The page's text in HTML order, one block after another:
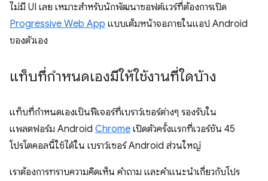
ไม่มี UI เลย เหมาะสำหรับนักพัฒนาซอฟต์แวร์ที่ต้องการเปิด
Progressive Web App แบบเต็มหน้าจอภายในแอป Android
ของตัวเอง
แท็บที่กำหนดเองมีให้ใช้งานที่ใดบ้าง
แท็บที่กำหนดเองเป็นฟีเจอร์ที่เบราว์เซอร์ต่างๆ รองรับใน
แพลตฟอร์ม Android Chrome เปิดตัวครั้งแรกที่เวอร์ชัน 45
โปรโตคอลนี้ใช้ได้ใน เบราว์เซอร์ Android ส่วนใหญ่
เราต้องการทราบความคิดเห็น คำถาม และคำแนะนำเกี่ยวกับโปร